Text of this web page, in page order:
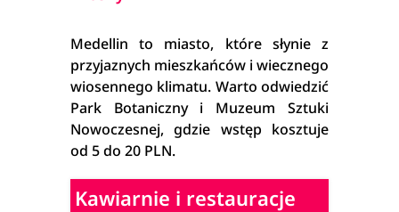
Medellin to miasto, które słynie z
przyjaznych mieszkańców i wiecznego
wiosennego klimatu. Warto odwiedzić
Park Botaniczny i Muzeum Sztuki
Nowoczesnej, gdzie wstęp kosztuje
od 5 do 20 PLN.
Kawiarnie i restauracje